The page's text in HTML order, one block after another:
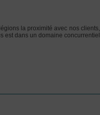
la proximité avec nos clients,
est dans un domaine concurrentiel